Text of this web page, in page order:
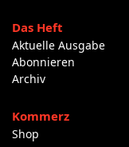
Das Heft
Aktuelle Ausgabe
Abonnieren
Archiv
Kommerz
Shop